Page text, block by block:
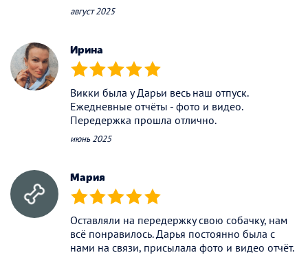
август 2025
Ирина
(*) (*) (*) (*) (*)
Викки была у Дарьи весь наш отпуск.
Ежедневные отчёты - фото и видео.
Передержка прошла отлично.
июнь 2025
Мария
(*) (*) (*) (*) (*)
Оставляли на передержку свою собачку, нам
всё понравилось. Дарья постоянно была с
нами на связи, присылала фото и видео отчёт.